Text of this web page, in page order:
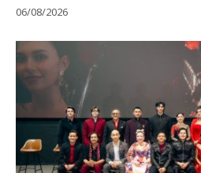
06/08/2026